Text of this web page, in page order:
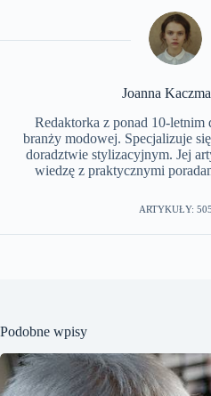
Joanna
Redaktorka z ponad 10-letnim
branży modowej. Specjalizuje
doradztwie stylizacyjnym. Jej
wiedzę z praktycznymi
ARTYKUŁY: 505
Podobne wpisy